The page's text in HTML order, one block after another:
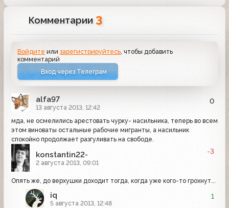
Комментарии3
Войдите илизарегистрируйтесь, чтобы добавить
комментарий
Вход через Телеграм
alfa97
13 августа 2013, 12:42
0
мда, не осмелились арестовать чурку- насильника, теперь во всем
этом виноваты остальные рабочие мигранты, а насильник
спокойно продолжает разгуливать на свободе.
konstantin22-
2 августа 2013, 09:01
-3
Опять же, до верхушки доходит тогда, когда уже кого-то грохнут...
iq
5 августа 2013, 12:48
1